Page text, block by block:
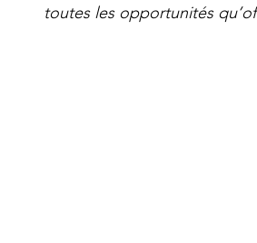
toutes les opportunités